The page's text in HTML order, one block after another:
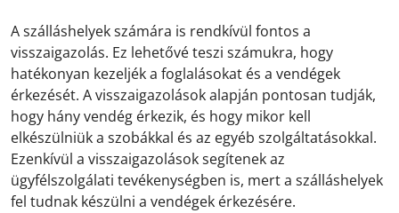
A szálláshelyek számára is rendkívül fontos a
visszaigazolás. Ez lehetővé teszi számukra, hogy
hatékonyan kezeljék a foglalásokat és a vendégek
érkezését. A visszaigazolások alapján pontosan tudják,
hogy hány vendég érkezik, és hogy mikor kell
elkészülniük a szobákkal és az egyéb szolgáltatásokkal.
Ezenkívül a visszaigazolások segítenek az
ügyfélszolgálati tevékenységben is, mert a szálláshelyek
fel tudnak készülni a vendégek érkezésére.